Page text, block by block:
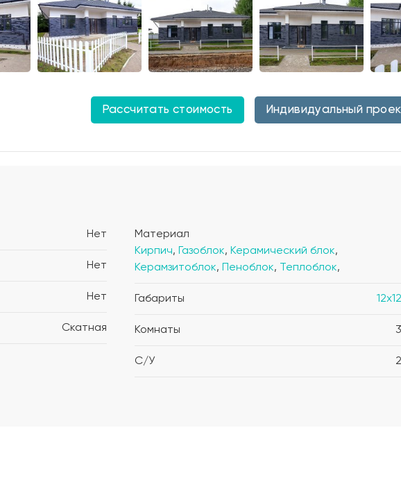
Рассчитать стоимость Индивидуальный
Нет
Нет
Нет
Скатная
Материал
Кирпич, Газоблок, Керамический блок,
Керамзитоблок, Пеноблок, Теплоблок,
Габариты 12x12
Комнаты 3
С/У 2